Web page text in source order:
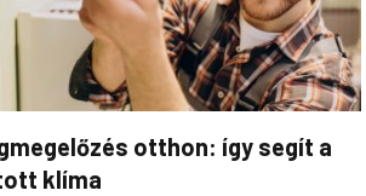
otthon: így segít a
klíma